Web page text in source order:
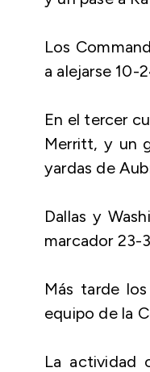
Los
a alejarse 10-
En el tercer
Merritt, y un
yardas de
Dallas y
marcador 23-
Más tarde
equipo de la
La actividad